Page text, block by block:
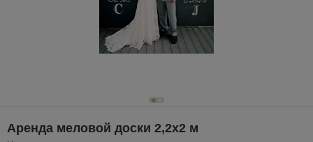
Аренда меловой доски 2,2х2 м